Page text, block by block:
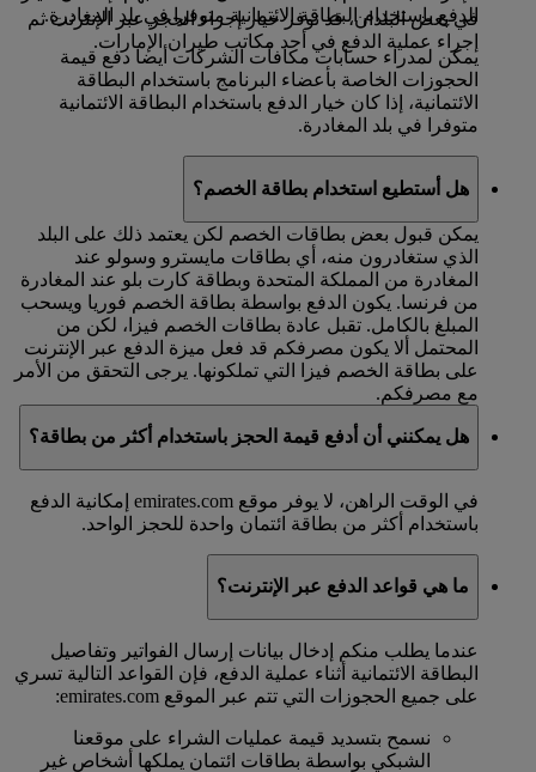
في بعض البلدان، قد نوفر خيار إجراء الحجز عبر الإنترنت ثم
إجراء عملية الدفع في أحد مكاتب طيران الإمارات.
الدفع باستخدام البطاقة الائتمانية متوفرا في بلد المغادرة.
يمكن لمدراء حسابات مكافآت الشركات أيضا دفع قيمة
الحجوزات الخاصة بأعضاء البرنامج باستخدام البطاقة
الائتمانية، إذا كان خيار الدفع باستخدام البطاقة الائتمانية
متوفرا في بلد المغادرة.
هل أستطيع استخدام بطاقة الخصم؟
يمكن قبول بعض بطاقات الخصم لكن يعتمد ذلك على البلد
الذي ستغادرون منه، أي بطاقات مايسترو وسولو عند
المغادرة من المملكة المتحدة وبطاقة كارت بلو عند المغادرة
من فرنسا. يكون الدفع بواسطة بطاقة الخصم فوريا ويسحب
المبلغ بالكامل. تقبل عادة بطاقات الخصم فيزا، لكن من
المحتمل ألا يكون مصرفكم قد فعل ميزة الدفع عبر الإنترنت
على بطاقة الخصم فيزا التي تملكونها. يرجى التحقق من الأمر
مع مصرفكم.
هل يمكنني أن أدفع قيمة الحجز باستخدام أكثر من بطاقة؟
في الوقت الراهن، لا يوفر موقع emirates.com إمكانية الدفع
باستخدام أكثر من بطاقة ائتمان واحدة للحجز الواحد.
ما هي قواعد الدفع عبر الإنترنت؟
عندما يطلب منكم إدخال بيانات إرسال الفواتير وتفاصيل
البطاقة الائتمانية أثناء عملية الدفع، فإن القواعد التالية تسري
على جميع الحجوزات التي تتم عبر الموقع emirates.com:
نسمح بتسديد قيمة عمليات الشراء على موقعنا
الشبكي بواسطة بطاقات ائتمان يملكها أشخاص غير